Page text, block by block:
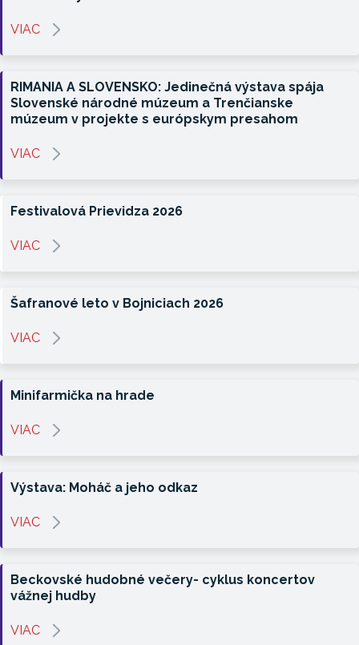
VIAC
RIMANIA A SLOVENSKO: Jedinečná výstava spája
Slovenské národné múzeum a Trenčianske
múzeum v projekte s európskym presahom
VIAC
Festivalová Prievidza 2026
VIAC
Šafranové leto v Bojniciach 2026
VIAC
Minifarmička na hrade
VIAC
Výstava: Moháč a jeho odkaz
VIAC
Beckovské hudobné večery- cyklus koncertov
vážnej hudby
VIAC